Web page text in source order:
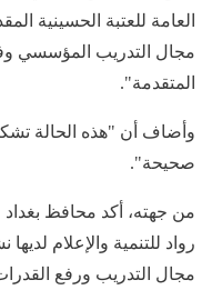
العامة للعتبة الحسينية
مجال التدريب المؤسسي
المتقدمة".
وأضاف أن "هذه الحالة
صحيحة".
من جهته، أكد محافظ
رواد للتنمية والإعلام
مجال التدريب ورفع